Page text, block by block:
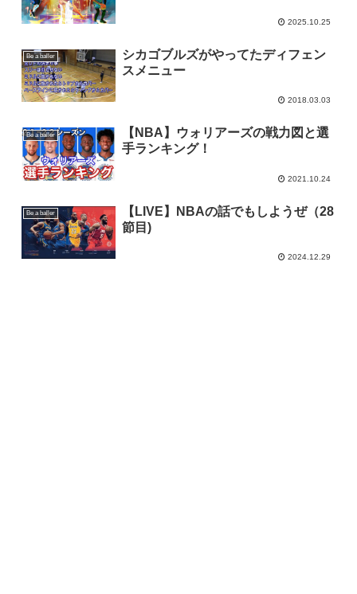
2025.10.25
Be a baller
シカゴブルズがやってたディフェン
スメニュー
2018.03.03
Be a baller
【NBA】ウォリアーズの戦力図と選
手ランキング！
2021.10.24
Be a baller
【LIVE】NBAの話でもしようぜ（28
節目)
2024.12.29